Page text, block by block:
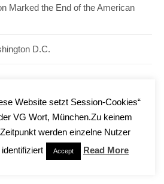
Marked the End of the American
D.C.
Website setzt Session-Cookies“
VG Wort, München.Zu keinem
Zeitpunkt werden einzelne Nutzer
identifiziert
Accept Read More